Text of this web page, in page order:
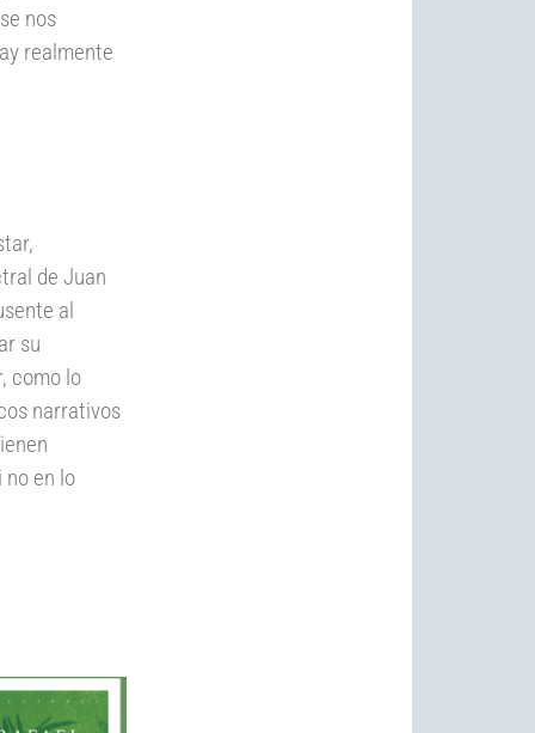
nos
realmente
de Juan
al
su
como lo
narrativos
en lo